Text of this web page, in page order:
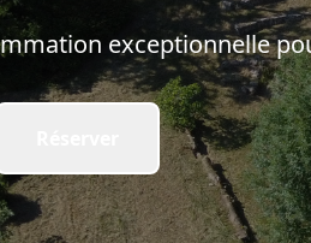
exceptionnelle